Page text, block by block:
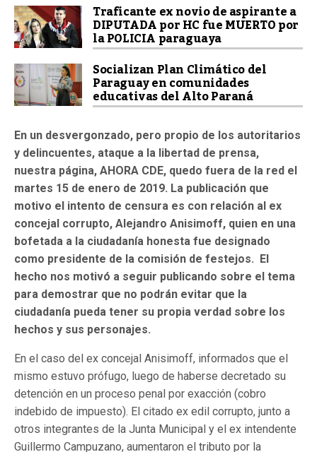
Traficante ex novio de aspirante a
DIPUTADA por HC fue MUERTO por
la POLICIA paraguaya
Socializan Plan Climático del
Paraguay en comunidades
educativas del Alto Paraná
En un desvergonzado, pero propio de los autoritarios
y delincuentes, ataque a la libertad de prensa,
nuestra página, AHORA CDE, quedo fuera de la red el
martes 15 de enero de 2019. La publicación que
motivo el intento de censura es con relación al ex
concejal corrupto, Alejandro Anisimoff, quien en una
bofetada a la ciudadanía honesta fue designado
como presidente de la comisión de festejos. El
hecho nos motivó a seguir publicando sobre el tema
para demostrar que no podrán evitar que la
ciudadanía pueda tener su propia verdad sobre los
hechos y sus personajes.
En el caso del ex concejal Anisimoff, informados que el
mismo estuvo prófugo, luego de haberse decretado su
detención en un proceso penal por exacción (cobro
indebido de impuesto). El citado ex edil corrupto, junto a
otros integrantes de la Junta Municipal y el ex intendente
Guillermo Campuzano, aumentaron el tributo por la